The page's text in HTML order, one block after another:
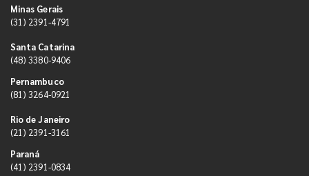
Minas Gerais
(31) 2391-4791
Santa Catarina
(48) 3380-9406
Pernambuco
(81) 3264-0921
Rio de Janeiro
(21) 2391-3161
Paraná
(41) 2391-0834